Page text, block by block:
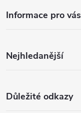
Informace pro vás
Nejhledanější
Důležité odkazy